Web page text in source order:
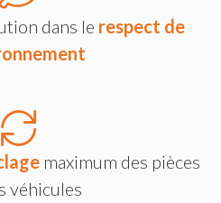
dans le respect de
maximum des pièces
véhicules